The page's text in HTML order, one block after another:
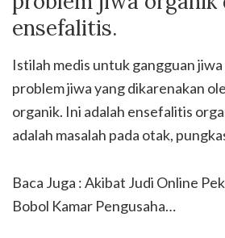
ensefalitis.
Istilah medis untuk gangguan
problem jiwa yang dikarenakan
organik. Ini adalah ensefalitis
adalah masalah pada otak,
Baca Juga : Akibat Judi Online
Bobol Kamar Pengusaha…